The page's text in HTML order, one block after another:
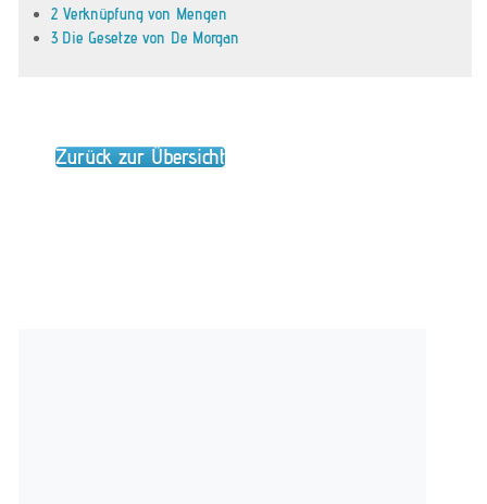
2 Verknüpfung von Mengen
3 Die Gesetze von De Morgan
Zurück zur Übersicht